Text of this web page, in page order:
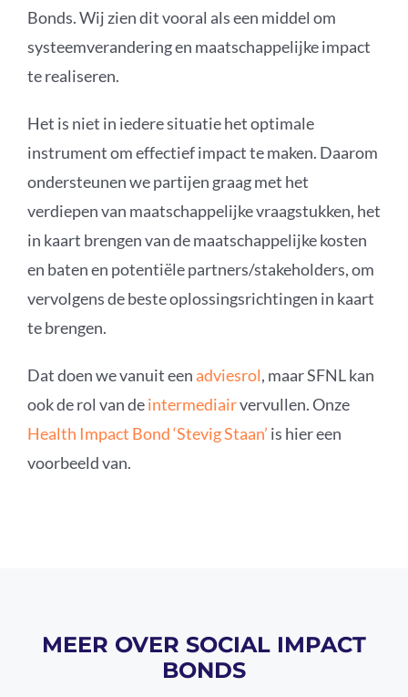
Bonds. Wij zien dit vooral als een middel om
systeemverandering en maatschappelijke impact
te realiseren.
Het is niet in iedere situatie het optimale
instrument om effectief impact te maken. Daarom
ondersteunen we partijen graag met het
verdiepen van maatschappelijke vraagstukken, het
in kaart brengen van de maatschappelijke kosten
en baten en potentiële partners/stakeholders, om
vervolgens de beste oplossingsrichtingen in kaart
te brengen.
Dat doen we vanuit een adviesrol, maar SFNL kan
ook de rol van deintermediairvervullen. Onze
Health Impact Bond ‘Stevig Staan’ is hier een
voorbeeld van.
MEER OVER SOCIAL IMPACT
BONDS